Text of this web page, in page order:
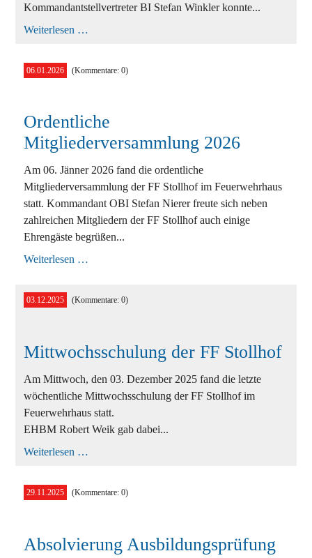
Kommandantstellvertreter BI Stefan Winkler konnte...
Weiterlesen …
06.01.2026 (Kommentare: 0)
Ordentliche
Mitgliederversammlung 2026
Am 06. Jänner 2026 fand die ordentliche
Mitgliederversammlung der FF Stollhof im Feuerwehrhaus
statt. Kommandant OBI Stefan Nierer freute sich neben
zahlreichen Mitgliedern der FF Stollhof auch einige
Ehrengäste begrüßen...
Weiterlesen …
03.12.2025 (Kommentare: 0)
Mittwochsschulung der FF Stollhof
Am Mittwoch, den 03. Dezember 2025 fand die letzte
wöchentliche Mittwochsschulung der FF Stollhof im
Feuerwehrhaus statt.
EHBM Robert Weik gab dabei...
Weiterlesen …
29.11.2025 (Kommentare: 0)
Absolvierung Ausbildungsprüfung